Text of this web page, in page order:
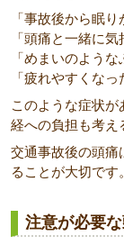
「事故後から眠り
「頭痛と一緒に気
「めまいのような
「疲れやすくなっ
このような症状
経への負担も考え
交通事故後の頭痛
ることが大切です。
注意が必要